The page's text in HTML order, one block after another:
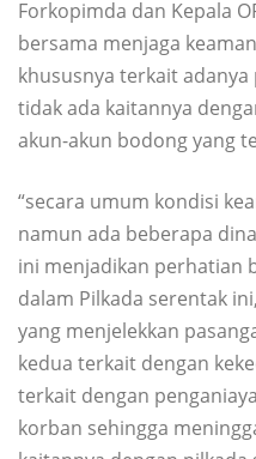
Forkopimda dan Kepala
bersama menjaga
khususnya terkait
tidak ada kaitannya
akun-akun bodong yang
“secara umum kondisi
namun ada beberapa
ini menjadikan perhatian
dalam Pilkada serentak
yang menjelekkan
kedua terkait dengan
terkait dengan
korban sehingga